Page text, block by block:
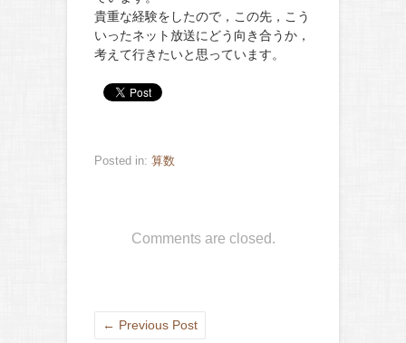
貴重な経験をしたので，この先，こう
いったネット放送にどう向き合うか，
考えて行きたいと思っています。
Posted in: 算数
Comments are closed.
← Previous Post